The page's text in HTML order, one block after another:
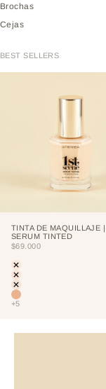
Brochas
Cejas
BEST SELLERS
TINTA DE MAQUILLAJE |
SERUM TINTED
PRECIO DE OFERTA
$69.000
Color
LIGHT
PORCELAIN
CREAM
VAINILLA
+5